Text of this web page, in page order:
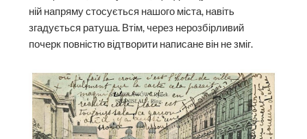
ній напряму стосується нашого міста, навіть
згадується ратуша. Втім, через нерозбірливий
почерк повністю відтворити написане він не зміг.